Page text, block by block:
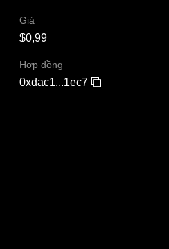
Giá
$0,99
Hợp đồng
0xdac1...1ec7